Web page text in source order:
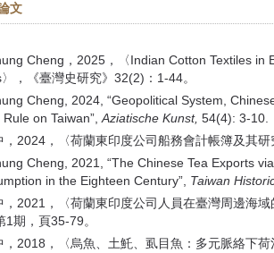
文
Cheng，2025，〈Indian Cotton Textiles in
，《臺灣史研究》32(2)：1-44。
Cheng, 2024, “Geopolitical System,
on Taiwan”, Aziatische Kunst, 54(4): 3-10.
，2024，〈荷蘭東印度公司船務會計帳簿及其
Cheng, 2021, “The Chinese Tea Exports
in the Eighteen Century”, Taiwan
，2021，〈荷蘭東印度公司人員在臺灣周邊海
1期，頁35-79。
，2018，〈烏魚、土魠、虱目魚：多元脈絡下